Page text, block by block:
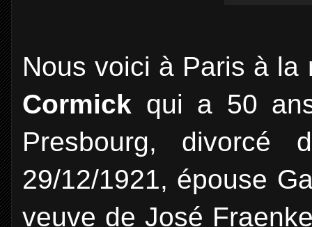
Nous voici à Paris à
Cormick qui a 50
Presbourg, divorcé
29/12/1921, épouse
veuve de José